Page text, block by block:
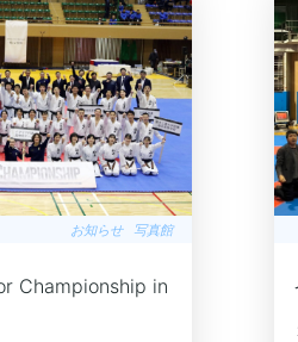
お知らせ 写真館
Championship in